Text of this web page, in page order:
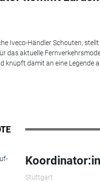
Iveco-Händler Schouten, stellt
das aktuelle
knüpft damit an eine Legende
Stuttgart